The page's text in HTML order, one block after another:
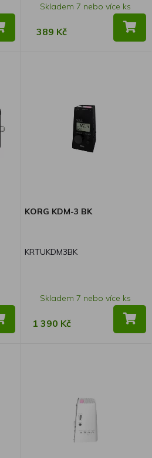
Skladem 7 nebo více ks
389 Kč
KORG KDM-3 BK
KRTUKDM3BK
Skladem 7 nebo více ks
1 390 Kč